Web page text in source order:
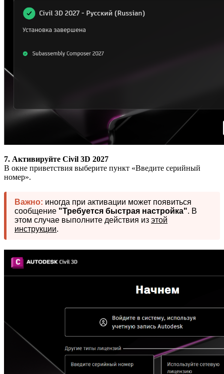
7. Активируйте Civil 3D 2027
В окне приветствия выберите пункт «Введите серийный
номер».
Важно: иногда при активации может появиться
сообщение "Требуется быстрая настройка". В
этом случае выполните действия из этой
инструкции.